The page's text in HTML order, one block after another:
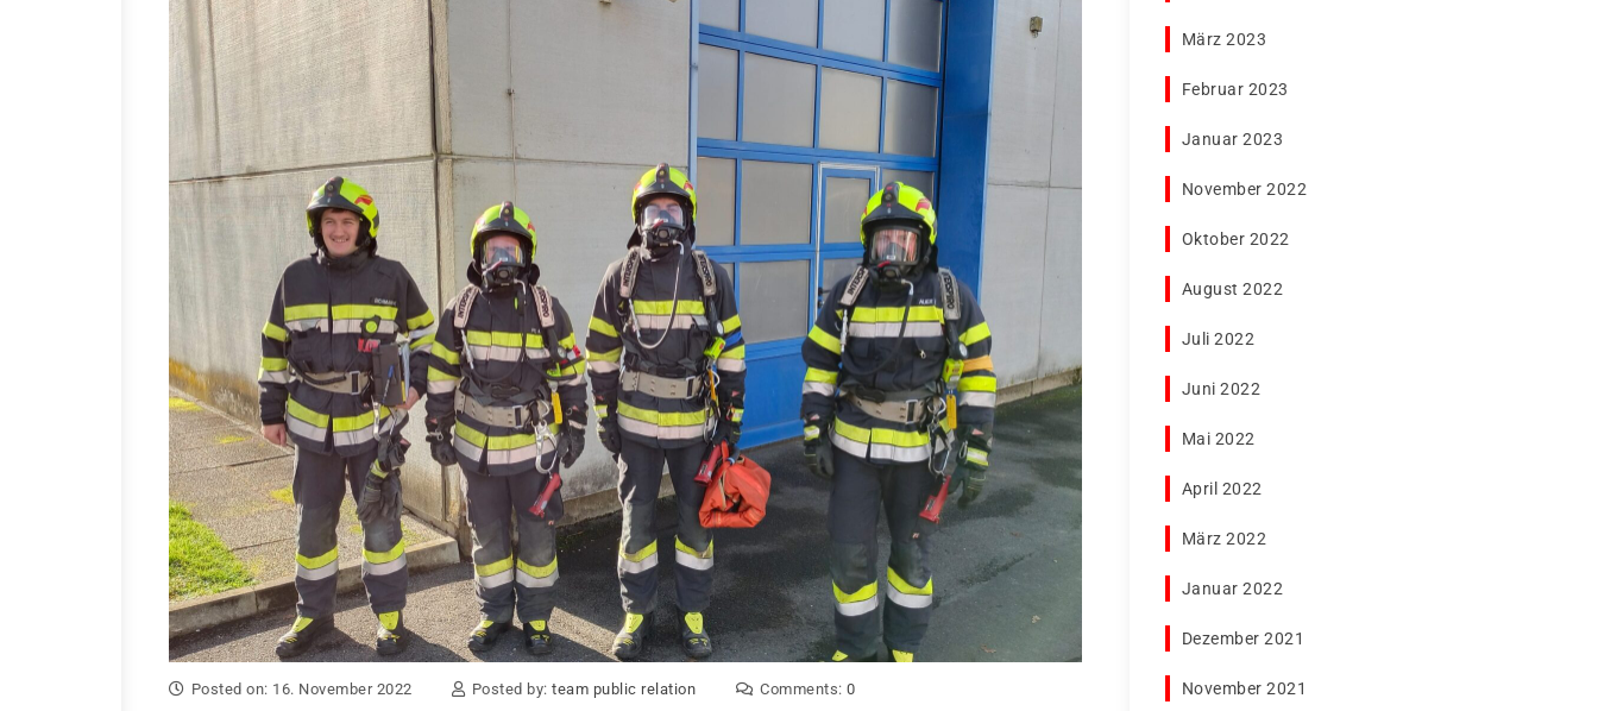
Posted on: 16. November 2022 Posted by: team public relation Comments: 0
März 2023
Februar 2023
Januar 2023
November 2022
Oktober 2022
August 2022
Juli 2022
Juni 2022
Mai 2022
April 2022
März 2022
Januar 2022
Dezember 2021
November 2021